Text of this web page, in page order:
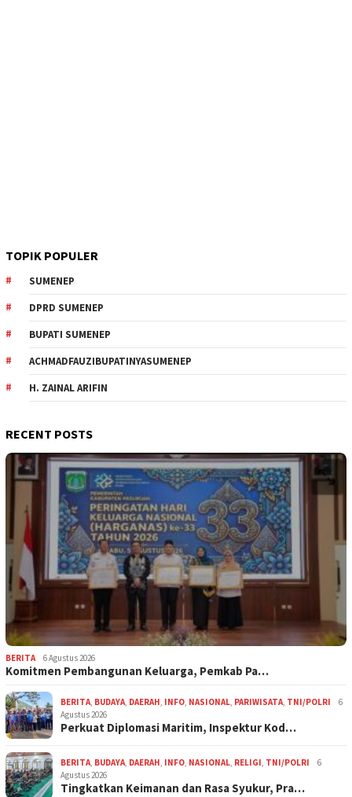
TOPIK POPULER
SUMENEP
DPRD SUMENEP
BUPATI SUMENEP
ACHMADFAUZIBUPATINYASUMENEP
H. ZAINAL ARIFIN
RECENT POSTS
BERITA 6 Agustus 2026
Komitmen Pembangunan Keluarga, Pemkab Pa…
BERITA, BUDAYA, DAERAH, INFO, NASIONAL, PARIWISATA, TNI/POLRI
6
Agustus 2026
Perkuat Diplomasi Maritim, Inspektur Kod…
BERITA, BUDAYA, DAERAH, INFO, NASIONAL, RELIGI, TNI/POLRI
6
Agustus 2026
Tingkatkan Keimanan dan Rasa Syukur, Pra…